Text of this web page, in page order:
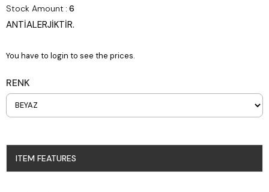
Stock Amount : 6
ANTİALERJİKTİR.
You have to login to see the prices.
RENK
ITEM FEATURES